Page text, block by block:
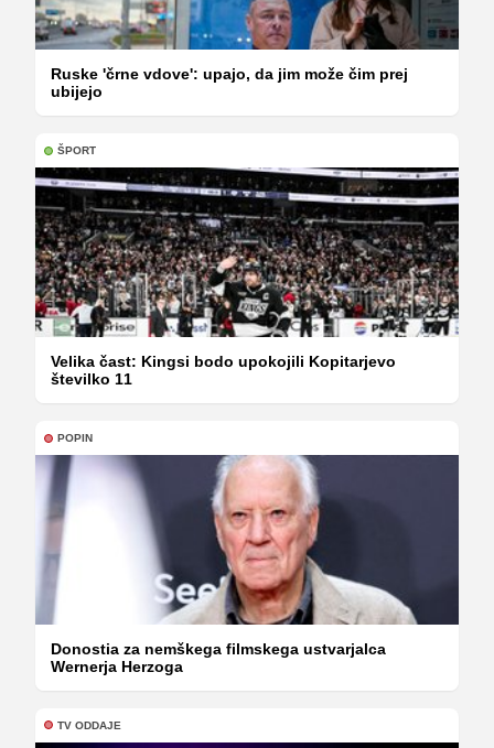
Ruske 'črne vdove': upajo, da jim može čim prej
ubijejo
ŠPORT
Velika čast: Kingsi bodo upokojili Kopitarjevo
številko 11
POPIN
Donostia za nemškega filmskega ustvarjalca
Wernerja Herzoga
TV ODDAJE